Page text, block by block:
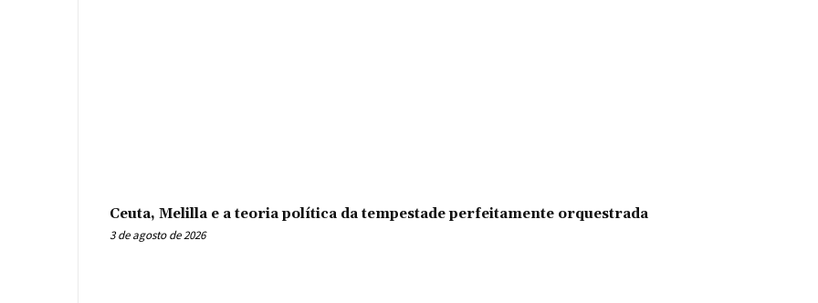
Ceuta, Melilla e a teoria política da tempestade perfeitamente orquestrada
3 de agosto de 2026